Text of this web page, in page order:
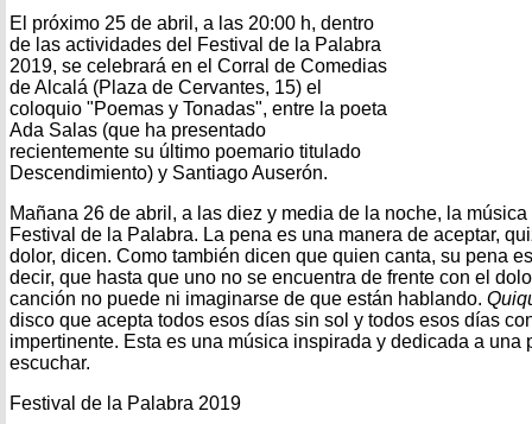
El próximo 25 de abril, a las 20:00 h, dentro
de las actividades del Festival de la Palabra
2019, se celebrará en el Corral de Comedias
de Alcalá (Plaza de Cervantes, 15) el
coloquio "Poemas y Tonadas", entre la poeta
Ada Salas (que ha presentado
recientemente su último poemario titulado
Descendimiento) y Santiago Auserón.
Mañana 26 de abril, a las diez y media de la noche, la
Festival de la Palabra. La pena es una manera de aceptar,
dolor, dicen. Como también dicen que quien canta, su pena
decir, que hasta que uno no se encuentra de frente con el
canción no puede ni imaginarse de que están hablando.
disco que acepta todos esos días sin sol y todos esos días
impertinente. Esta es una música inspirada y dedicada a una
escuchar.
Festival de la Palabra 2019